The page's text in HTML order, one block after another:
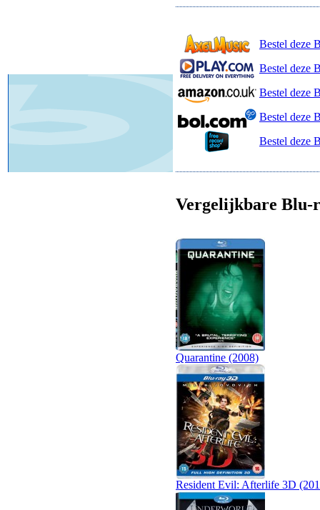
Bestel deze
Bestel deze
Bestel deze
Bestel deze
Bestel deze
Vergelijkbare Blu-
Quarantine (2008)
Resident Evil: Afterlife 3D